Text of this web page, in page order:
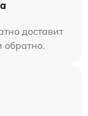
доставит
обратно.